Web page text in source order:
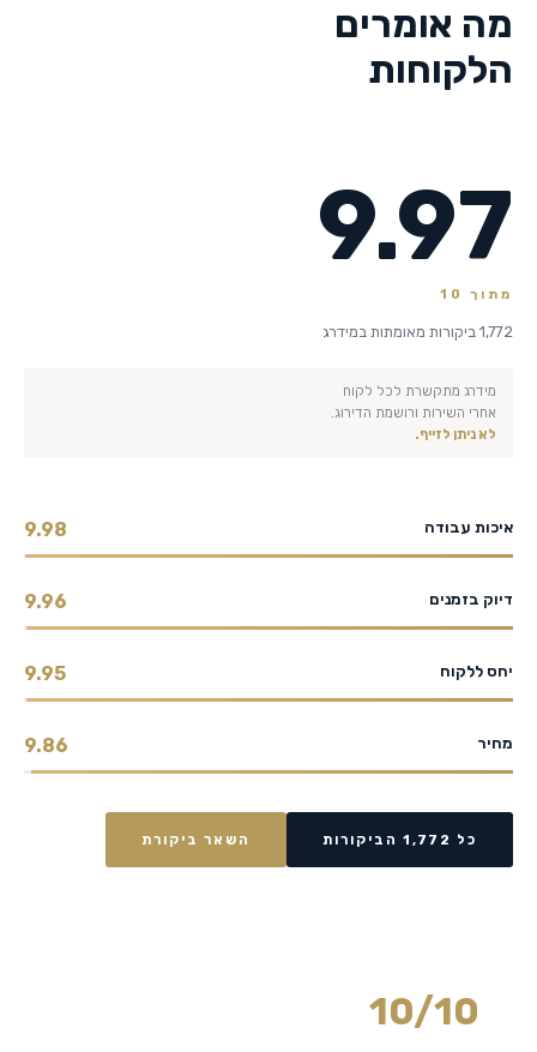
מה אומרים
הלקוחות
9.97
מתוך 10
1,772 ביקורות מאומתות במידרג
מידרג מתקשרת לכל לקוח
אחרי השירות ורושמת הדירוג.
לא ניתן לזייף.
איכות עבודה 9.98
דיוק בזמנים 9.96
יחס ללקוח 9.95
מחיר 9.86
כל 1,772 הביקורות השאר ביקורת
10/10